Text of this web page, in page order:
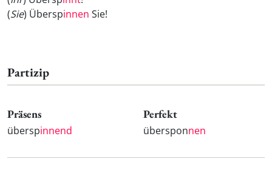
(Sie) Überspinnen Sie!
Partizip
Präsens
überspinnend
Perfekt
übersponnen